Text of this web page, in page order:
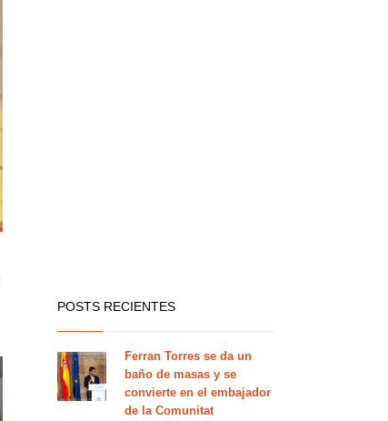
POSTS RECIENTES
Ferran Torres se da un
baño de masas y se
convierte en el embajador
de la Comunitat